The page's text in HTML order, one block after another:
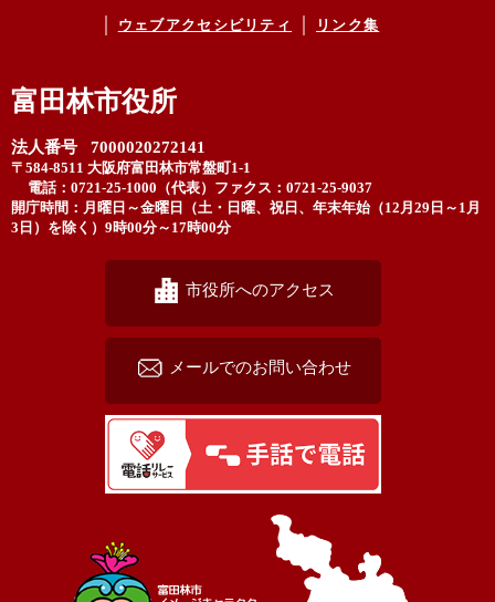
ウェブアクセシビリティ リンク集
富田林市役所
法人番号 7000020272141
〒584-8511 大阪府富田林市常盤町1-1
電話：0721-25-1000（代表） ファクス：0721-25-9037
開庁時間：月曜日～金曜日（土・日曜、祝日、年末年始（12月29日～1月
3日）を除く）9時00分～17時00分
市役所へのアクセス
メールでのお問い合わせ